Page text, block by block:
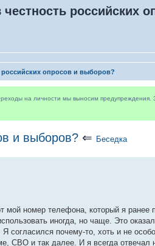
российских
опросов и выборов?
на личности мы выносим
и выборов? ⇐ Беседка
мой номер телефона, который я
иногда, но чаще. Это
почему-то, хоть и не
и так далее. И я всегда отвечал